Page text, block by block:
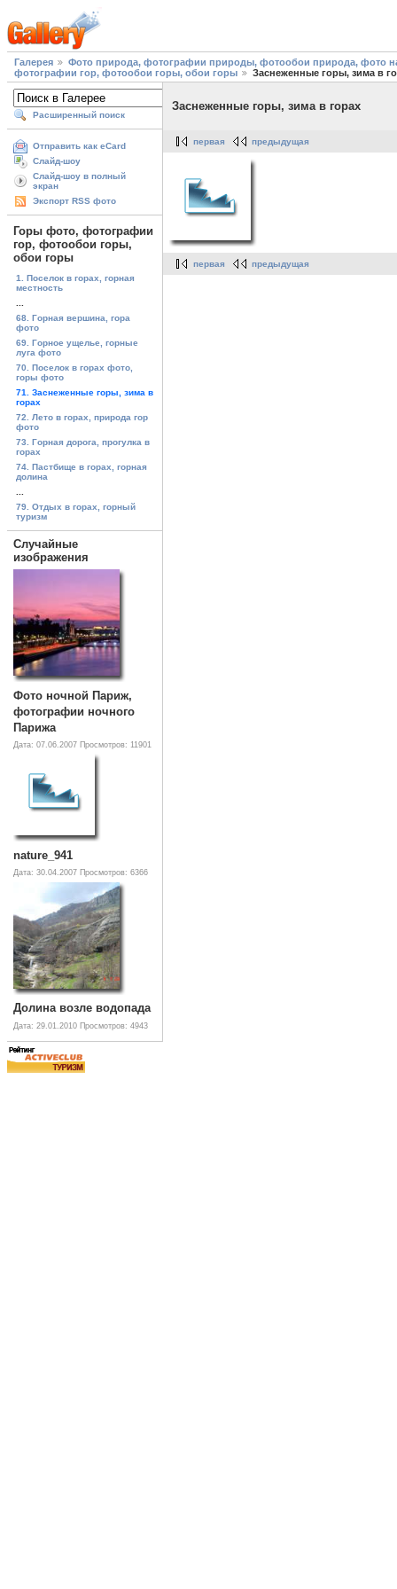
Галерея
Фото природа, фотографии природы, фотообои природа, фото
фотографии гор, фотообои горы, обои горы
Заснеженные горы, зима в
Расширенный поиск
Отправить как eCard
Слайд-шоу
Слайд-шоу в полный
экран
Экспорт RSS фото
Горы фото, фотографии
гор, фотообои горы,
обои горы
1. Поселок в горах, горная
местность
68. Горная вершина, гора
фото
69. Горное ущелье, горные
луга фото
70. Поселок в горах фото,
горы фото
71. Заснеженные горы, зима в
горах
72. Лето в горах, природа гор
фото
73. Горная дорога, прогулка в
горах
74. Пастбище в горах, горная
долина
79. Отдых в горах, горный
туризм
Случайные
изображения
Фото ночной Париж,
фотографии ночного
Парижа
Дата: 07.06.2007 Просмотров: 11901
nature_941
Дата: 30.04.2007 Просмотров: 6366
Долина возле водопада
Дата: 29.01.2010 Просмотров: 4943
Заснеженные горы, зима в горах
первая предыдущая
первая предыдущая